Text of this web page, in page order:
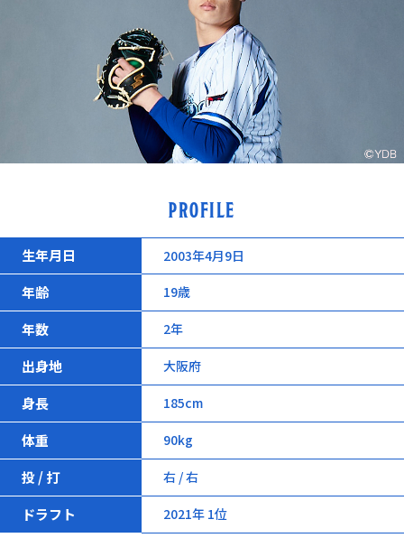
PROFILE
生年月日 2003年4月9日
年齢 19歳
年数 2年
出身地 大阪府
身長 185cm
体重 90kg
投 / 打 右 / 右
ドラフト 2021年 1位